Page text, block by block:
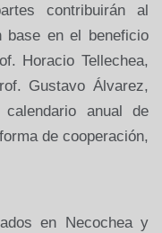
contribuirán al
base en el beneficio
Horacio Tellechea,
Gustavo Álvarez,
anual de
de cooperación,
en Necochea y